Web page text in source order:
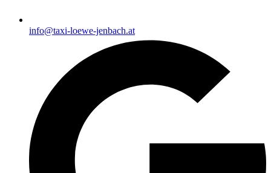
info@taxi-loewe-jenbach.at